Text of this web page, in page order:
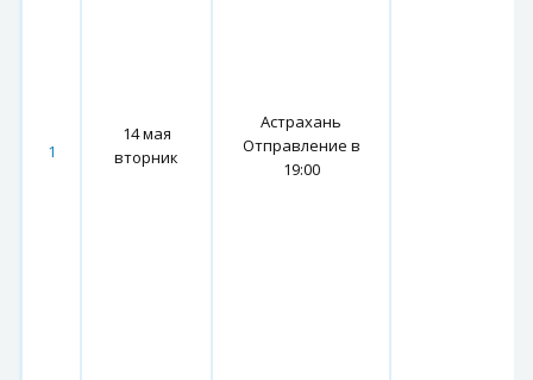
1
14 мая
вторник
Астрахань
Отправление в
19:00